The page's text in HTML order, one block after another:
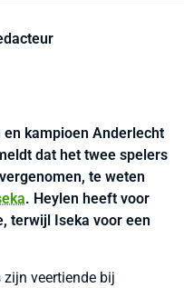
kampioen Anderlecht
dat het twee spelers
te weten
. Heylen heeft voor
terwijl Iseka voor een
zijn veertiende bij